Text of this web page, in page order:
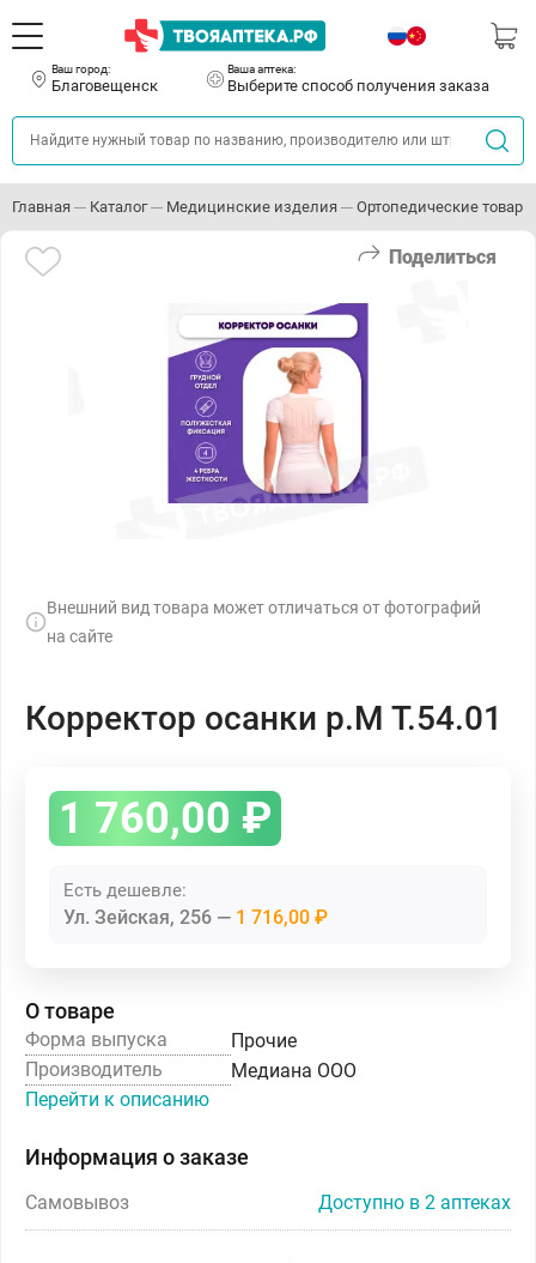
Ваш город:
Благовещенск
Ваша аптека:
Выберите способ получения заказа
Главная Каталог Медицинские изделия Ортопедические товары
Поделиться
Внешний вид товара может отличаться от фотографий
на сайте
Корректор осанки р.М Т.54.01
1 760,00 ₽
Есть дешевле:
Ул. Зейская, 256 1 716,00 ₽
О товаре
Форма выпуска
Прочие
Производитель
Медиана ООО
Перейти к описанию
Информация о заказе
Самовывоз Доступно в 2 аптеках